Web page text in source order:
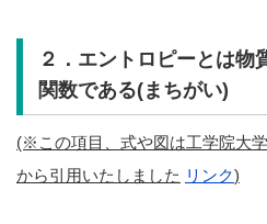
２．エントロピーとは物
関数である(まちがい)
(※この項目、式や図は工学院大
から引用いたしました リンク)